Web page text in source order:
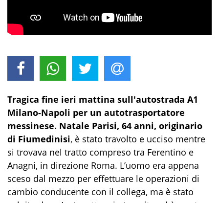
Tragica fine ieri mattina sull'autostrada A1
Milano-Napoli per un autotrasportatore
messinese. Natale Parisi, 64 anni, originario
di Fiumedinisi, è stato travolto e ucciso mentre
si trovava nel tratto compreso tra Ferentino e
Anagni, in direzione Roma. L’uomo era appena
sceso dal mezzo per effettuare le operazioni di
cambio conducente con il collega, ma è stato